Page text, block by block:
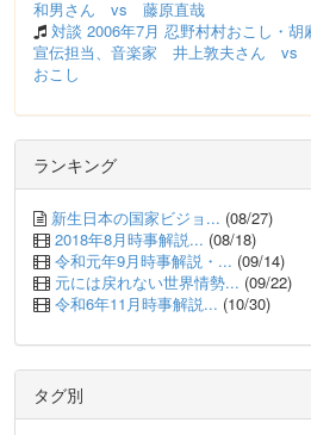
和男さん vs 藤原直哉
対談 2006年7月 忍野村村おこし・
宣伝担当、音楽家 井上敦夫さん vs
おこし
ランキング
新生日本の国家ビジョ... (08/27)
2018年8月時事解説... (08/18)
令和元年9月時事解説・... (09/14)
元には戻れない世界情勢... (09/22)
令和6年11月時事解説... (10/30)
タグ別